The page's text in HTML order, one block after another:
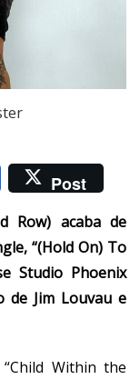
Post
Row) acaba de
“(Hold On) To
Studio Phoenix
de Jim Louvau e
Within the